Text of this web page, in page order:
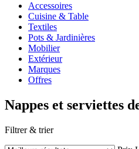
Accessoires
Cuisine & Table
Textiles
Pots & Jardinières
Mobilier
Extérieur
Marques
Offres
Nappes et serviettes
Filtrer & trier